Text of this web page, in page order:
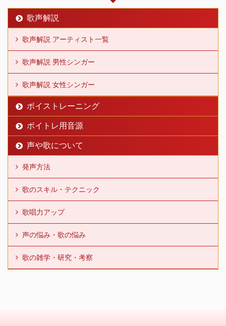
歌声解説
歌声解説 アーティスト一覧
歌声解説 男性シンガー
歌声解説 女性シンガー
ボイストレーニング
ボイトレ用音源
声や歌について
発声方法
歌のスキル・テクニック
歌唱力アップ
声の悩み・歌の悩み
歌の雑学・研究・考察